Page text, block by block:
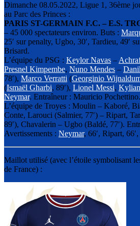
Dimanche 08.05.2022, Ligue 1, 36ème
au Parc des Princes :
PARIS ST-GERMAIN F.C. – E.S.
– 45 000 spectateurs environ. Buts :
25′ sur penalty, Ugbo, 30′, Tardieu, 49′
Brisard.
L’équipe du PSG : Keylor Navas –
Presnel Kimpembe, Nuno Mendes –
78′), Marco Verratti (Georginio
(Ismaël Gharbi, 89′), Lionel Messi,
Neymar. Entraîneur : Mauricio Pochettino.
L’équipe de Troyes : Moulin – Kaboré,
Conte, Larouci (Salmier, 77′) – Ripart,
89′), Chavalerin – Ugbo (Baldé, 77′).
Avertissements : Neymar, 66′, Ripart,
Maillot utilisé (avec l’étoile symbolisant
de France) :